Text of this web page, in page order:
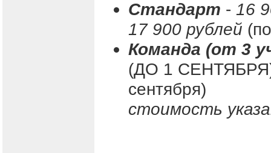
Стандарт - 16
17 900 рублей
Команда (от 3
(ДО 1
сентября)
стоимость